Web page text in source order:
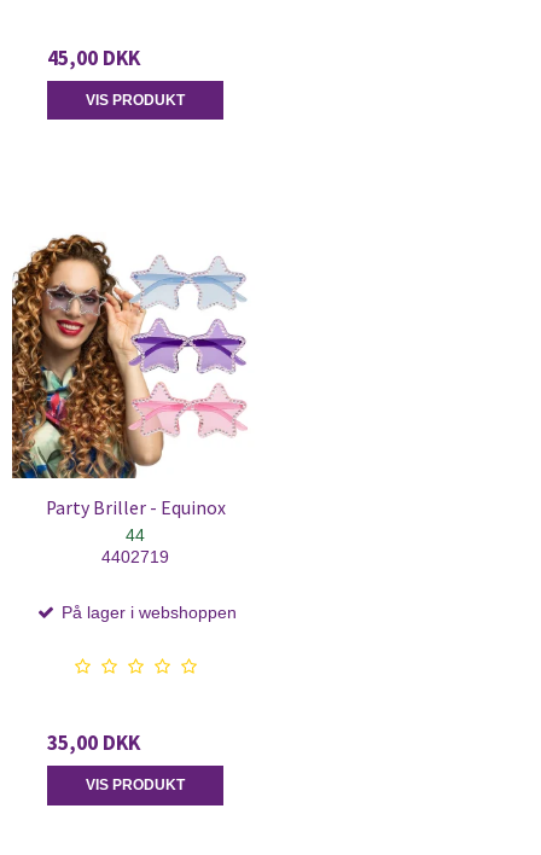
45,00 DKK
VIS PRODUKT
Party Briller - Equinox
44
4402719
På lager i webshoppen
35,00 DKK
VIS PRODUKT